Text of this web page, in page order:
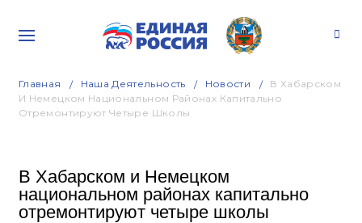
Главная Наша Деятельность Новости
В Хабарском
И Немецком Национальном Районах Капитально
Отремонтируют Четыре Школы
В Хабарском и Немецком
национальном районах капитально
отремонтируют четыре школы